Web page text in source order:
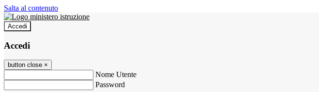
Salta al contenuto
Accedi
Accedi
button close ×
Nome Utente
Password